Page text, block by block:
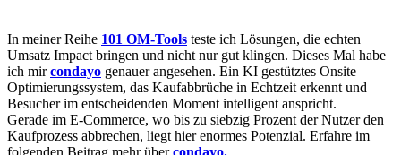
In meiner Reihe 101 OM-Tools teste ich Lösungen, die echten
Umsatz Impact bringen und nicht nur gut klingen. Dieses Mal habe
ich mircondayo genauer angesehen. Ein KI gestütztes Onsite
Optimierungssystem, das Kaufabbrüche in Echtzeit erkennt und
Besucher im entscheidenden Moment intelligent anspricht.
Gerade im E-Commerce, wo bis zu siebzig Prozent der Nutzer den
Kaufprozess abbrechen, liegt hier enormes Potenzial. Erfahre im
folgenden Beitrag mehr übercondayo.